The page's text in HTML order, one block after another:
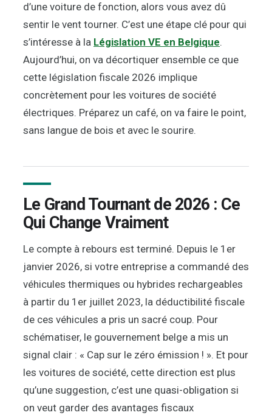
d’une voiture de fonction, alors vous avez dû
sentir le vent tourner. C’est une étape clé pour qui
s’intéresse à la Législation VE en Belgique.
Aujourd’hui, on va décortiquer ensemble ce que
cette législation fiscale 2026 implique
concrètement pour les voitures de société
électriques. Préparez un café, on va faire le point,
sans langue de bois et avec le sourire.
Le Grand Tournant de 2026 : Ce
Qui Change Vraiment
Le compte à rebours est terminé. Depuis le 1er
janvier 2026, si votre entreprise a commandé des
véhicules thermiques ou hybrides rechargeables
à partir du 1er juillet 2023, la déductibilité fiscale
de ces véhicules a pris un sacré coup. Pour
schématiser, le gouvernement belge a mis un
signal clair : « Cap sur le zéro émission ! ». Et pour
les voitures de société, cette direction est plus
qu’une suggestion, c’est une quasi-obligation si
on veut garder des avantages fiscaux